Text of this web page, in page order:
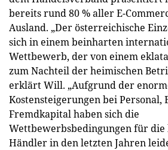
bereits rund 80 % aller E-
Ausland. „Der österreichische
sich in einem beinharten
Wettbewerb, der von einem
zum Nachteil der heimischen
erklärt Will. „Aufgrund der
Kostensteigerungen bei Personal,
Fremdkapital haben sich die
Wettbewerbsbedingungen für die
Händler in den letzten Jahren